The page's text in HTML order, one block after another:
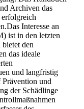
Archiven das
Interesse an
ist in den letzten
bietet den
das ideale
und langfristig
und
der Schädlinge